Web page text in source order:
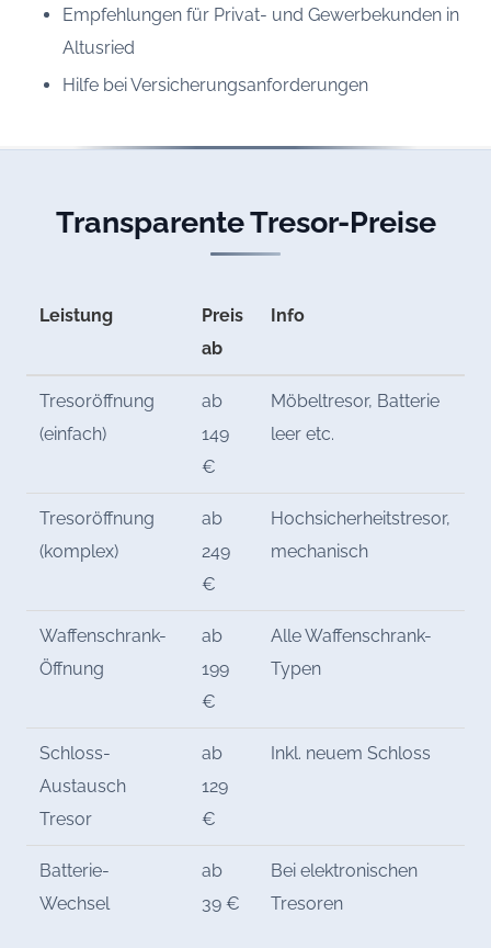
Empfehlungen für Privat- und Gewerbekunden in
Altusried
Hilfe bei Versicherungsanforderungen
Transparente Tresor-Preise
Leistung
Preis
ab
Info
Tresoröffnung
(einfach)
ab
149
€
Möbeltresor, Batterie
leer etc.
Tresoröffnung
(komplex)
ab
249
€
Hochsicherheitstresor,
mechanisch
Waffenschrank-
Öffnung
ab
199
€
Alle Waffenschrank-
Typen
Schloss-
Austausch
Tresor
ab
129
€
Inkl. neuem Schloss
Batterie-
Wechsel
ab
39 €
Bei elektronischen
Tresoren